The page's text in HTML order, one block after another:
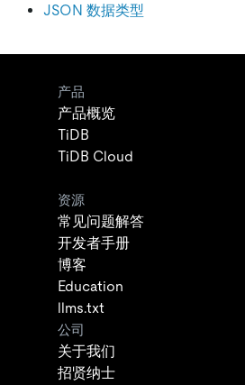
JSON 数据类型
产品
产品概览
TiDB
TiDB Cloud
资源
常见问题解答
开发者手册
博客
Education
llms.txt
公司
关于我们
招贤纳士